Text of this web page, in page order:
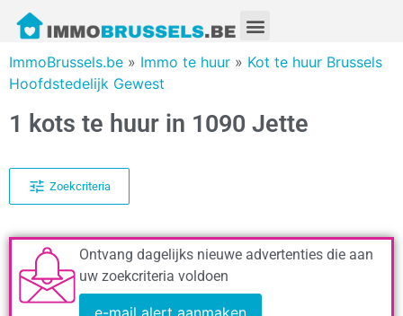
ImmoBrussels.be » Immo te huur » Kot te huur Brussels
Hoofdstedelijk Gewest
1 kots te huur in 1090 Jette
Zoekcriteria
Ontvang dagelijks nieuwe advertenties die aan
uw zoekcriteria voldoen